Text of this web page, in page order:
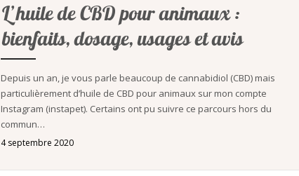
L’huile de CBD pour animaux :
bienfaits, dosage, usages et avis
Depuis un an, je vous parle beaucoup de cannabidiol (CBD) mais
particulièrement d’huile de CBD pour animaux sur mon compte
Instagram (instapet). Certains ont pu suivre ce parcours hors du
commun…
4 septembre 2020